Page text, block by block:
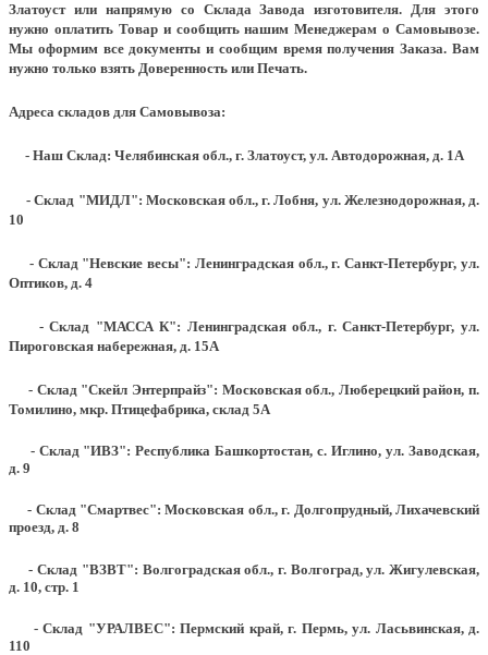
Златоуст или напрямую со Склада Завода изготовителя. Для этого
нужно оплатить Товар и сообщить нашим Менеджерам о Самовывозе.
Мы оформим все документы и сообщим время получения Заказа. Вам
нужно только взять Доверенность или Печать.
Адреса складов для Самовывоза:
- Наш Склад: Челябинская обл., г. Златоуст, ул. Автодорожная, д. 1А
- Склад "МИДЛ": Московская обл., г. Лобня, ул. Железнодорожная, д.
10
- Склад "Невские весы": Ленинградская обл., г. Санкт-Петербург, ул.
Оптиков, д. 4
- Склад "МАССА К": Ленинградская обл., г. Санкт-Петербург, ул.
Пироговская набережная, д. 15А
- Склад "Скейл Энтерпрайз": Московская обл., Люберецкий район, п.
Томилино, мкр. Птицефабрика, склад 5А
- Склад "ИВЗ": Республика Башкортостан, с. Иглино, ул. Заводская,
д. 9
- Склад "Смартвес":Московская обл., г. Долгопрудный, Лихачевский
проезд, д. 8
- Склад "ВЗВТ": Волгоградская обл., г. Волгоград, ул. Жигулевская,
д. 10, стр. 1
- Склад "УРАЛВЕС": Пермский край, г. Пермь, ул. Ласьвинская, д.
110